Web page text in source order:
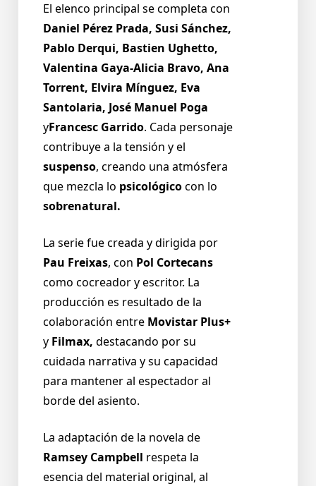
El elenco principal se completa con
Daniel Pérez Prada, Susi Sánchez,
Pablo Derqui, Bastien Ughetto,
Valentina Gaya-Alicia Bravo, Ana
Torrent, Elvira Mínguez, Eva
Santolaria, José Manuel Poga
yFrancesc Garrido. Cada personaje
contribuye a la tensión y el
suspenso, creando una atmósfera
que mezcla lo psicológicocon lo
sobrenatural.
La serie fue creada y dirigida por
Pau Freixas, con Pol Cortecans
como cocreador y escritor. La
producción es resultado de la
colaboración entre Movistar Plus+
y Filmax, destacando por su
cuidada narrativa y su capacidad
para mantener al espectador al
borde del asiento.
La adaptación de la novela de
Ramsey Campbell respeta la
esencia del material original, al